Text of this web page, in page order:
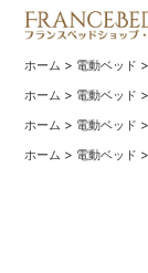
ホーム > 電動ベッド >
ホーム > 電動ベッド >
ホーム > 電動ベッド >
ホーム > 電動ベッド >